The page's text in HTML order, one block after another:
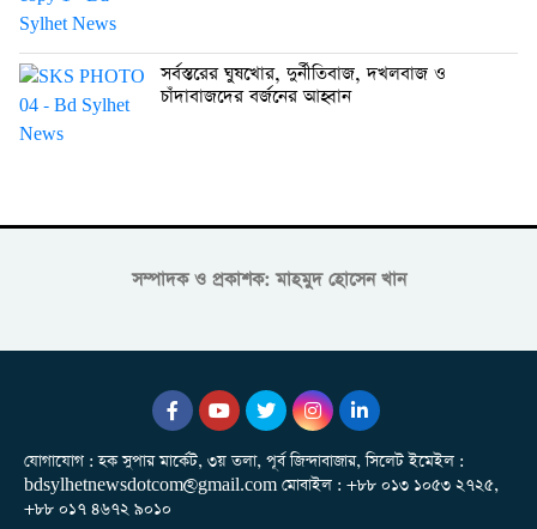
সর্বস্তরের ঘুষখোর, দুর্নীতিবাজ, দখলবাজ ও
চাঁদাবাজদের বর্জনের আহ্বান
সম্পাদক ও প্রকাশক: মাহমুদ হোসেন খান
যোগাযোগ : হক সুপার মার্কেট, ৩য় তলা, পূর্ব জিন্দাবাজার, সিলেট ইমেইল :
bdsylhetnewsdotcom@gmail.com মোবাইল : +৮৮ ০১৩ ১০৫৩ ২৭২৫,
+৮৮ ০১৭ ৪৬৭২ ৯০১০